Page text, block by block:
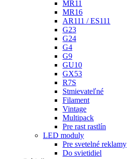
MR11
MR16
AR111 / ES111
G23
G24
G4
G9
GU10
GX53
R7S
Stmievateľné
Filament
Vintage
Multipack
Pre rast rastlín
LED moduly
Pre svetelné reklamy
Do svietidiel